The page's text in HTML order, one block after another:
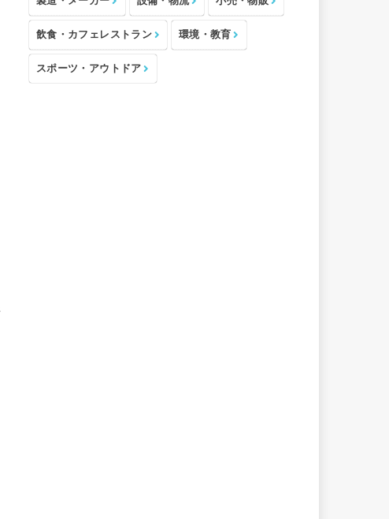
飲食・カフェレストラン 環境・教育
スポーツ・アウトドア